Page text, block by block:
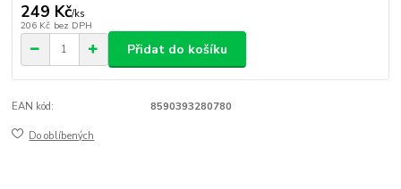
249 Kč/ks
206 Kč bez DPH
Přidat do košíku
EAN kód: 8590393280780
Do oblíbených